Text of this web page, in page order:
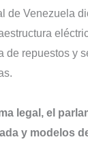
de Venezuela
de repuestos y
legal, el
y modelos